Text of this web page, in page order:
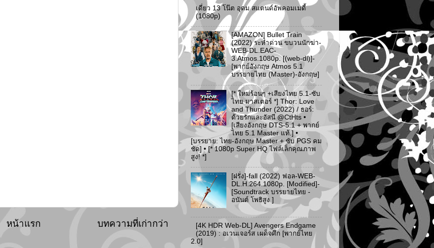
บทความที่เก่ากว่า
หน้าแรก
เดี่ยว 13 โน๊ต อุดม สแตนด์อัพคอมเมดี้
(1080p)
[AMAZON] Bullet Train
(2022) ระห่ำด่วน ขบวนนักฆ่า-
WEB-DL.EAC-
3.Atmos.1080p. [(web-dl)]-
[พากย์อังกฤษ Atmos 5.1
บรรยายไทย (Master)-อังกฤษ]
[* ใหม่ร้อนๆ +เสียงไทย 5.1-ซับ
ไทย มาสเตอร์ *] Thor: Love
and Thunder (2022) / ธอร์:
ด้วยรักและอัสนี @CtHts •
[เสียงอังกฤษ DTS-5.1 + พากย์
ไทย 5.1 Master แท้.] •
[บรรยาย: ไทย-อังกฤษ Master + ซับ PGS คม
ชัด] • [* 1080p Super HQ ไฟล์เล็กคุณภาพ
สูง! *]
[ฝรั่ง]-fall (2022) ฟอล-WEB-
DL.H.264.1080p. [Modified]-
[Soundtrack บรรยายไทย -
อนันต์ โพธิสูง ]
[4K HDR Web-DL] Avengers Endgame
(2019) : อเวนเจอร์ส เผด็จศึก [พากย์ไทย
2.0]